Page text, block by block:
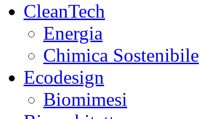
CleanTech
Energia
Chimica Sostenibile
Ecodesign
Biomimesi